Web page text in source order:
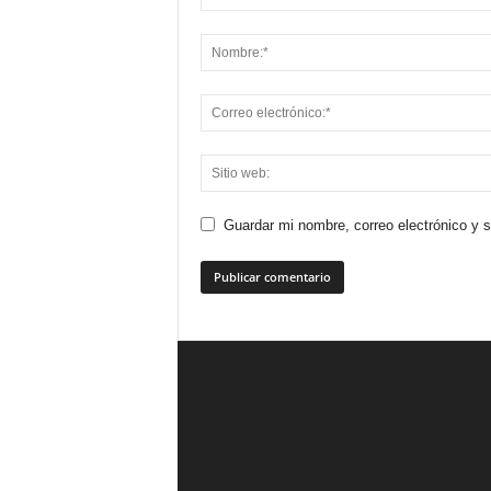
Guardar mi nombre, correo electrónico y